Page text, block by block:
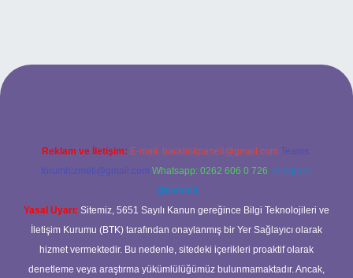
Reklam ve İletişim: E-mail: backlinkpaneli@gmail.com Teams:
forumhizmeti@gmail.com Whatsapp: 0262 606 0 726 Telegram:
@karabul
Yasal Uyarı: Sitemiz, 5651 Sayılı Kanun gereğince Bilgi Teknolojileri ve
İletişim Kurumu (BTK) tarafından onaylanmış bir Yer Sağlayıcı olarak
hizmet vermektedir. Bu nedenle, sitedeki içerikleri proaktif olarak
denetleme veya araştırma yükümlülüğümüz bulunmamaktadır. Ancak,